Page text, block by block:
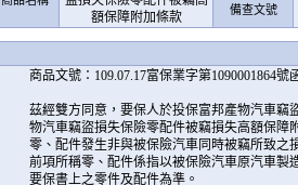
額保障附加條款
備查文號
商品文號：109.07.17富保業字第1090001864號
茲經雙方同意，要保人於投保富邦產物汽車竊
物汽車竊盜損失保險零配件被竊損失高額保障
零、配件發生非與被保險汽車同時被竊所致之
前項所稱零、配件係指以被保險汽車原汽車製
要保書上之零件及配件為準。